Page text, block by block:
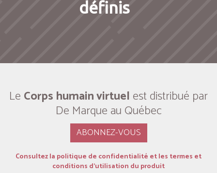
définis
Le Corps humain virtuel est distribué par
De Marque au Québec
ABONNEZ-VOUS
Consultez la politique de confidentialité et les termes et
conditions d’utilisation du produit